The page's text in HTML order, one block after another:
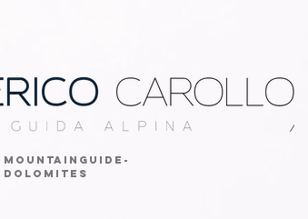
MOUNTAINGUIDE-
DOLOMITES